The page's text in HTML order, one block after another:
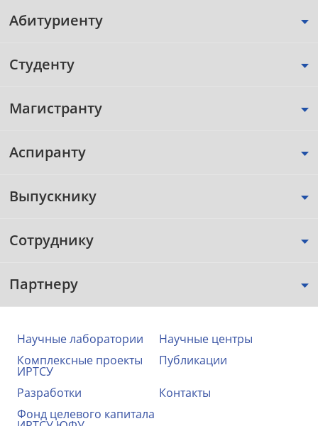
Абитуриенту
Студенту
Магистранту
Аспиранту
Выпускнику
Сотруднику
Партнеру
Научные лаборатории
Научные центры
Комплексные проекты
ИРТСУ
Публикации
Разработки
Контакты
Фонд целевого капитала